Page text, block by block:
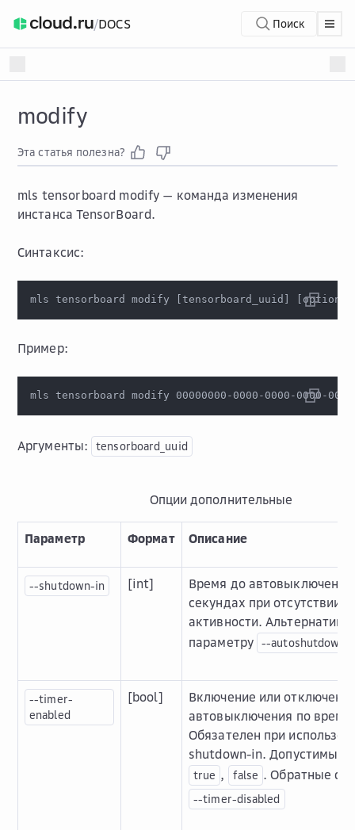
/DOCS Поиск
modify
Эта статья полезна?
mls tensorboard modify — команда изменения
инстанса TensorBoard.
Синтаксис:
mls tensorboard modify tensorboard_uuid options
Пример:
mls tensorboard modify 00000000-0000-0000-0000-
Аргументы: tensorboard_uuid
Опции дополнительные
Параметр Формат Описание
--shutdown-in [int]
Время до автовыключения
секундах при отсутствии
активности. Альтернатива
параметру --autoshutdown-
--timer-
enabled
[bool]
Включение или
автовыключения по
Обязателен при
shutdown-in. Допустимые
true , false . Обратные
--timer-disabled